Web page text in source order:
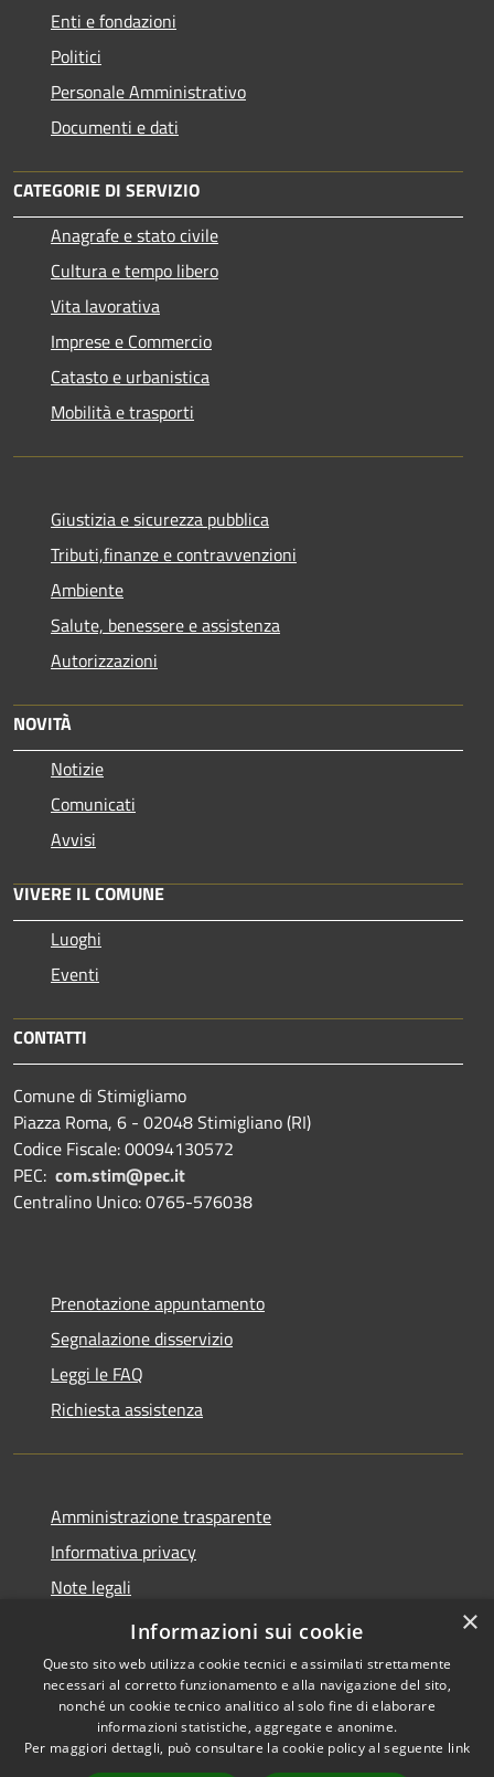
Enti e fondazioni
Politici
Personale Amministrativo
Documenti e dati
CATEGORIE DI SERVIZIO
Anagrafe e stato civile
Cultura e tempo libero
Vita lavorativa
Imprese e Commercio
Catasto e urbanistica
Mobilità e trasporti
Giustizia e sicurezza pubblica
Tributi,finanze e contravvenzioni
Ambiente
Salute, benessere e assistenza
Autorizzazioni
NOVITÀ
Notizie
Comunicati
Avvisi
VIVERE IL COMUNE
Luoghi
Eventi
CONTATTI
Comune di Stimigliamo
Piazza Roma, 6 - 02048 Stimigliano (RI)
Codice Fiscale: 00094130572
PEC: com.stim@pec.it
Centralino Unico: 0765-576038
Prenotazione appuntamento
Segnalazione disservizio
Leggi le FAQ
Richiesta assistenza
Amministrazione trasparente
Informativa privacy
Note legali
Dichiarazione di accessibilità
Accessibilità
Copyright © 2026 • Comune di
Stimigliano • Powered by
×
Informazioni sui cookie
Questo sito web utilizza cookie tecnici e assimilati strettamente
necessari al corretto funzionamento e alla navigazione del sito,
nonché un cookie tecnico analitico al solo fine di elaborare
informazioni statistiche, aggregate e anonime.
Per maggiori dettagli, può consultare la cookie policy al seguente link